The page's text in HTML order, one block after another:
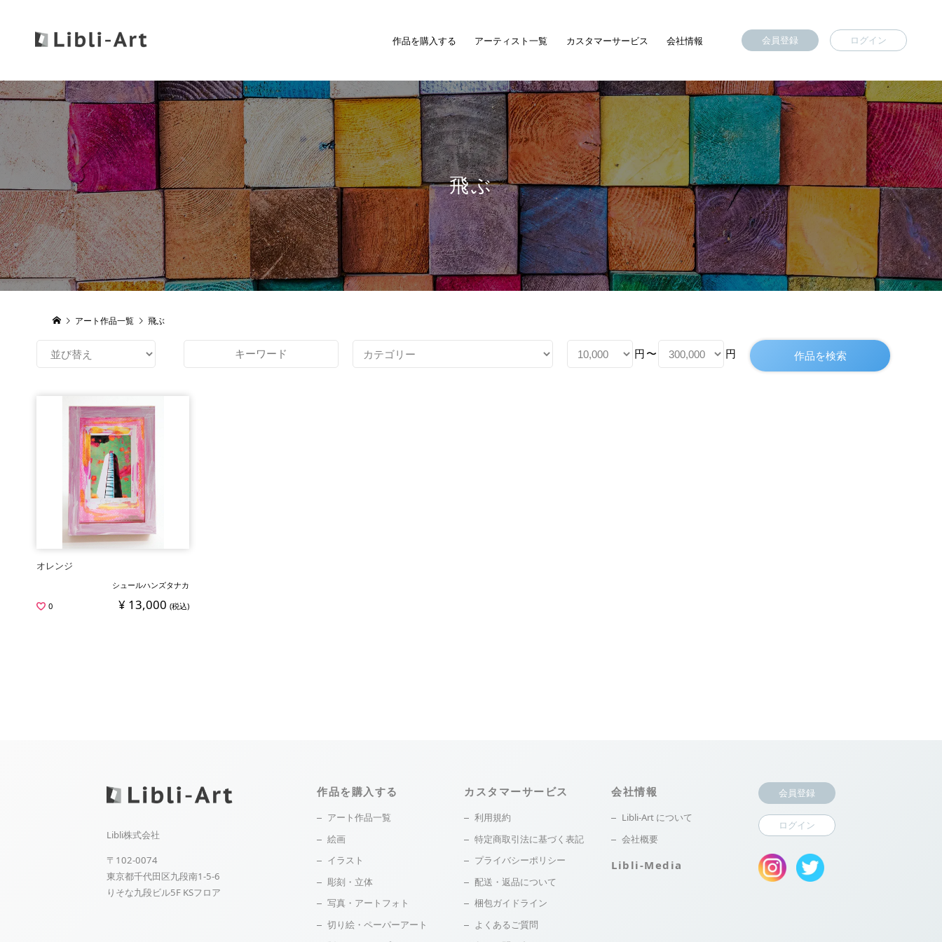
作品を購入する アーティスト一覧 カスタマーサービス 会社情報 会員登録 ログイン
飛ぶ
アート作品一覧 飛ぶ
円 〜 円
オレンジ
シュールハンズタナカ
0
¥ 13,000(税込)
Libli株式会社
〒102-0074
東京都千代田区九段南1-5-6
りそな九段ビル5F KSフロア
作品を購入する
アート作品一覧
絵画
イラスト
彫刻・立体
写真・アートフォト
切り絵・ペーパーアート
カスタマーサービス
利用規約
特定商取引法に基づく表記
プライバシーポリシー
配送・返品について
梱包ガイドライン
よくあるご質問
会社情報
Libli-Art について
会社概要
Libli-Media
会員登録
ログイン